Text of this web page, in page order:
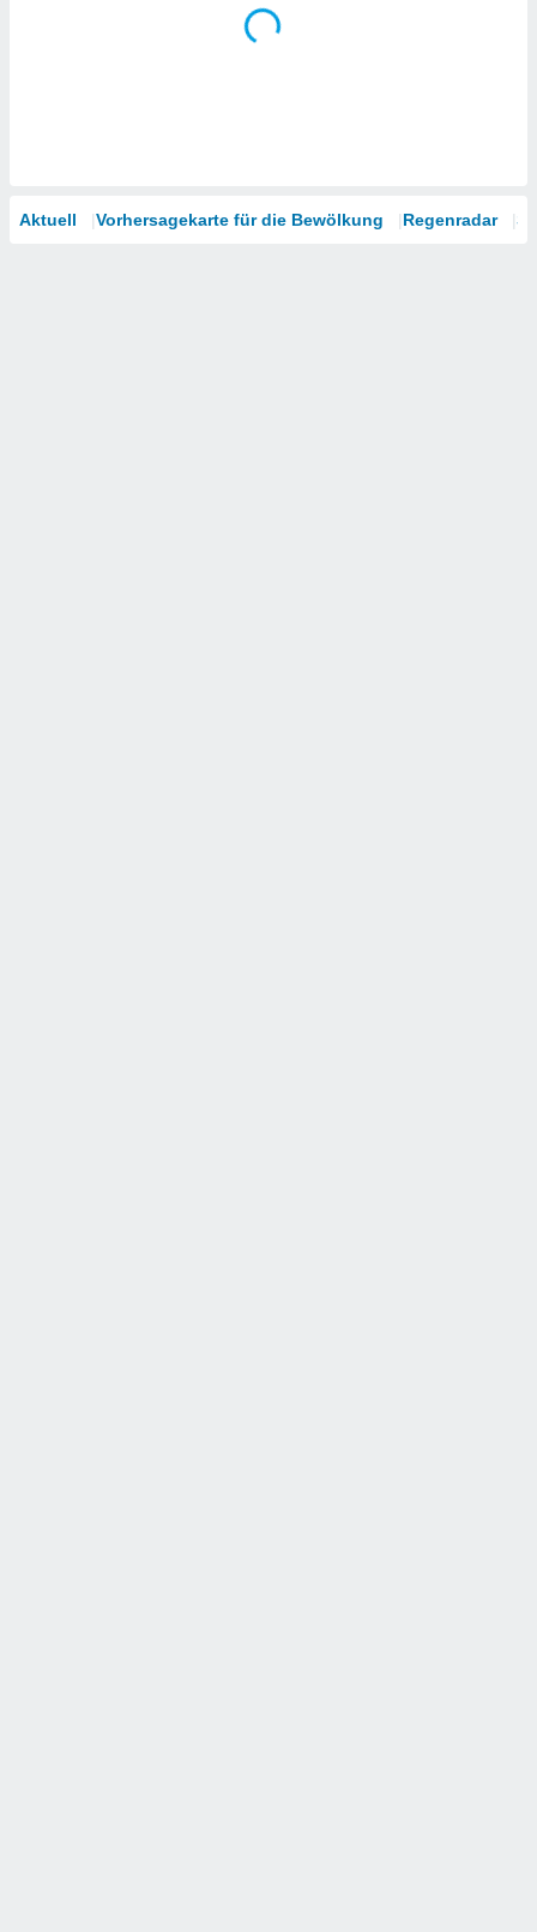
Aktuell Vorhersagekarte für die Bewölkung Regenradar